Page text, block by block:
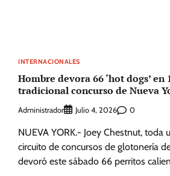
INTERNACIONALES
Hombre devora 66 ‘hot dogs’
tradicional concurso de Nueva
Administrador Julio 4, 2026 0
NUEVA YORK.- Joey Chestnut, toda
circuito de concursos de glotonería
devoró este sábado 66 perritos